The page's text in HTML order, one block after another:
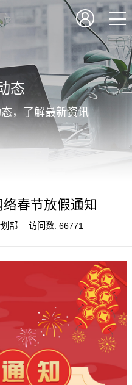
态
，了解最新资讯
春节放假通知
划部 访问数: 66771